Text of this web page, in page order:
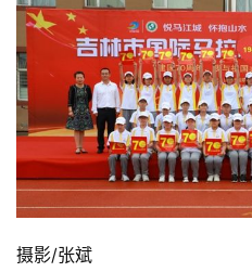
摄影/张斌